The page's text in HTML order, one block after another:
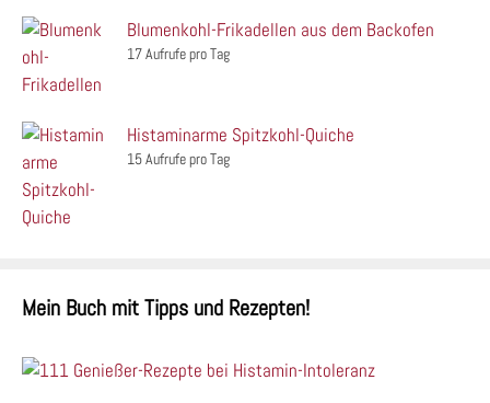
Blumenkohl-Frikadellen aus dem Backofen
17 Aufrufe pro Tag
Histaminarme Spitzkohl-Quiche
15 Aufrufe pro Tag
Mein Buch mit Tipps und Rezepten!